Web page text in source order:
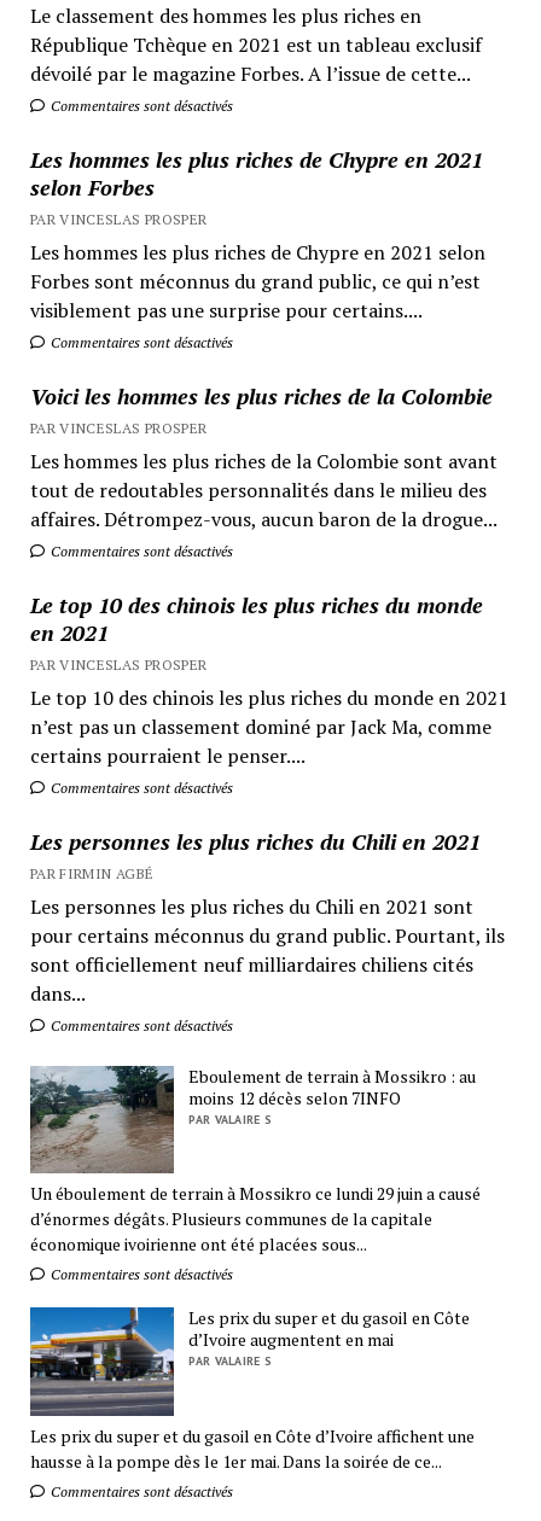
Le classement des hommes les plus riches en
République Tchèque en 2021 est un tableau exclusif
dévoilé par le magazine Forbes. A l’issue de cette...
Commentaires sont désactivés
Les hommes les plus riches de Chypre en 2021
selon Forbes
PAR VINCESLAS PROSPER
Les hommes les plus riches de Chypre en 2021 selon
Forbes sont méconnus du grand public, ce qui n’est
visiblement pas une surprise pour certains....
Commentaires sont désactivés
Voici les hommes les plus riches de la Colombie
PAR VINCESLAS PROSPER
Les hommes les plus riches de la Colombie sont avant
tout de redoutables personnalités dans le milieu des
affaires. Détrompez-vous, aucun baron de la drogue...
Commentaires sont désactivés
Le top 10 des chinois les plus riches du monde
en 2021
PAR VINCESLAS PROSPER
Le top 10 des chinois les plus riches du monde en 2021
n’est pas un classement dominé par Jack Ma, comme
certains pourraient le penser....
Commentaires sont désactivés
Les personnes les plus riches du Chili en 2021
PAR FIRMIN AGBÉ
Les personnes les plus riches du Chili en 2021 sont
pour certains méconnus du grand public. Pourtant, ils
sont officiellement neuf milliardaires chiliens cités
dans...
Commentaires sont désactivés
Eboulement de terrain à Mossikro : au
moins 12 décès selon 7INFO
PAR VALAIRE S
Un éboulement de terrain à Mossikro ce lundi 29 juin a causé
d’énormes dégâts. Plusieurs communes de la capitale
économique ivoirienne ont été placées sous...
Commentaires sont désactivés
Les prix du super et du gasoil en Côte
d’Ivoire augmentent en mai
PAR VALAIRE S
Les prix du super et du gasoil en Côte d’Ivoire affichent une
hausse à la pompe dès le 1er mai. Dans la soirée de ce...
Commentaires sont désactivés